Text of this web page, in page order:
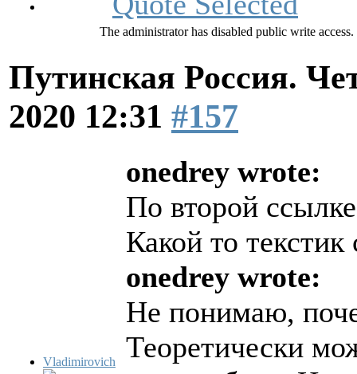
The administrator has disabled public write access.
Путинская Россия.
2020 12:31 #157
Vladimirovich
onedrey wrote:
По второй
Какой то
onedrey wrote:
Не понимаю,
Теоретически